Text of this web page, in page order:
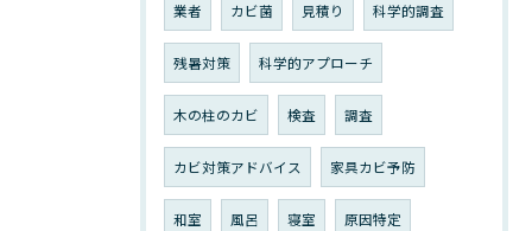
業者 カビ菌 見積り 科学的調査
残暑対策 科学的アプローチ
木の柱のカビ 検査 調査
カビ対策アドバイス 家具カビ予防
和室 風呂 寝室 原因特定